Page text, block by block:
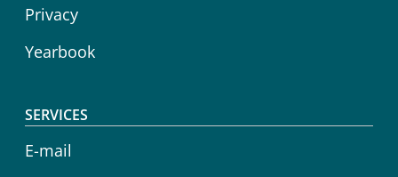
Privacy
Yearbook
SERVICES
E-mail